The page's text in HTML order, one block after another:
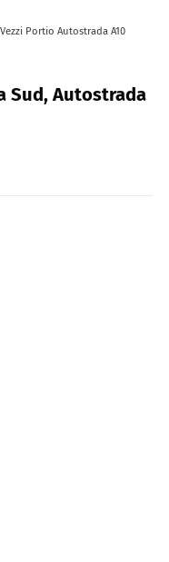
Portio Autostrada A10
Sud, Autostrada